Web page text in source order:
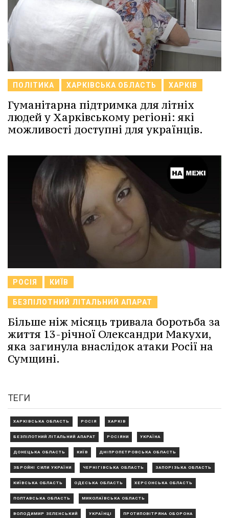
ПОЛІТИКА ХАРКІВСЬКА ОБЛАСТЬ ХАРКІВ
Гуманітарна підтримка для літніх
людей у Харківському регіоні: які
можливості доступні для українців.
РОСІЯ КИЇВ
БЕЗПІЛОТНИЙ ЛІТАЛЬНИЙ АПАРАТ
Більше ніж місяць тривала боротьба за
життя 13-річної Олександри Макухи,
яка загинула внаслідок атаки Росії на
Сумщині.
ТЕГИ
ХАРКІВСЬКА ОБЛАСТЬ РОСІЯ ХАРКІВ
БЕЗПІЛОТНИЙ ЛІТАЛЬНИЙ АПАРАТ РОСІЯНИ УКРАЇНА
ДОНЕЦЬКА ОБЛАСТЬ КИЇВ ДНІПРОПЕТРОВСЬКА ОБЛАСТЬ
ЗБРОЙНІ СИЛИ УКРАЇНИ ЧЕРНІГІВСЬКА ОБЛАСТЬ ЗАПОРІЗЬКА ОБЛАСТЬ
КИЇВСЬКА ОБЛАСТЬ ОДЕСЬКА ОБЛАСТЬ ХЕРСОНСЬКА ОБЛАСТЬ
ПОЛТАВСЬКА ОБЛАСТЬ МИКОЛАЇВСЬКА ОБЛАСТЬ
ВОЛОДИМИР ЗЕЛЕНСЬКИЙ УКРАЇНЦІ ПРОТИПОВІТРЯНА ОБОРОНА